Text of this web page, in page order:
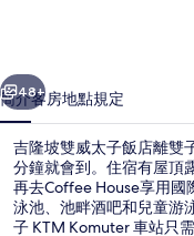
飯
店
的
相
個 下一個
48+
簡介客房地點規定
吉隆坡雙威太子飯店離雙
分鐘就會到。住宿有屋頂
再去Coffee House享用國
泳池、池畔酒吧和兒童游
子 KTM Komuter 車站只